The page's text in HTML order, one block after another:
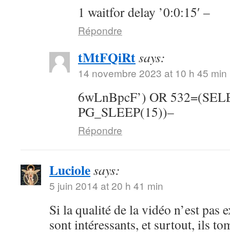
1 waitfor delay ’0:0:15′ –
Répondre
tMtFQiRtsays:
14 novembre 2023 at 10 h 45 min
6wLnBpcF’) OR
PG_SLEEP(15))–
Répondre
Luciolesays:
5 juin 2014 at 20 h 41 min
Si la qualité de la vidéo n’est pas
sont intéressants, et surtout, ils